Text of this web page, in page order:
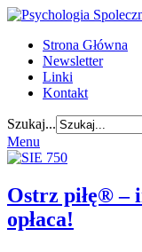
Strona Główna
Newsletter
Linki
Kontakt
Szukaj...
Menu
Ostrz piłę® –
opłaca!